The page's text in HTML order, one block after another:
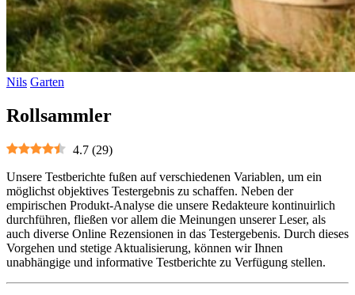
Nils Garten
Rollsammler
4.7 (29)
Unsere Testberichte fußen auf verschiedenen Variablen, um ein
möglichst objektives Testergebnis zu schaffen. Neben der
empirischen Produkt-Analyse die unsere Redakteure kontinuirlich
durchführen, fließen vor allem die Meinungen unserer Leser, als
auch diverse Online Rezensionen in das Testergebenis. Durch dieses
Vorgehen und stetige Aktualisierung, können wir Ihnen
unabhängige und informative Testberichte zu Verfügung stellen.